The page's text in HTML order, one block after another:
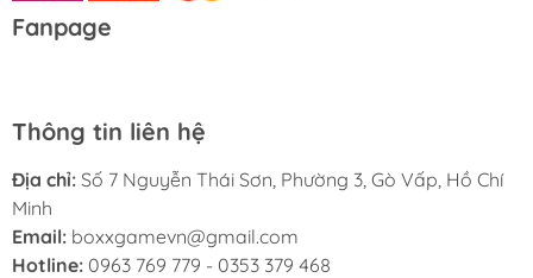
Fanpage
Thông tin liên hệ
Địa chỉ: Số 7 Nguyễn Thái Sơn, Phường 3, Gò Vấp, Hồ Chí
Minh
Email: boxxgamevn@gmail.com
Hotline: 0963 769 779 - 0353 379 468